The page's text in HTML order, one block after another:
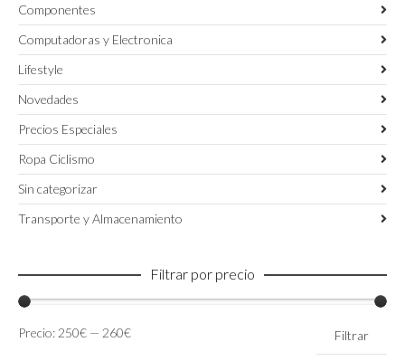
Componentes
Computadoras y Electronica
Lifestyle
Novedades
Precios Especiales
Ropa Ciclismo
Sin categorizar
Transporte y Almacenamiento
Filtrar por precio
Precio
Precio
Filtrar
Precio: 250€ — 260€